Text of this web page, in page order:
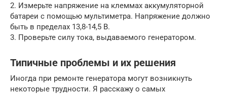
2. Измерьте напряжение на клеммах аккумуляторной
батареи с помощью мультиметра. Напряжение должно
быть в пределах 13,8-14,5 В.
3. Проверьте силу тока, выдаваемого генератором.
Типичные проблемы и их решения
Иногда при ремонте генератора могут возникнуть
некоторые трудности. Я расскажу о самых